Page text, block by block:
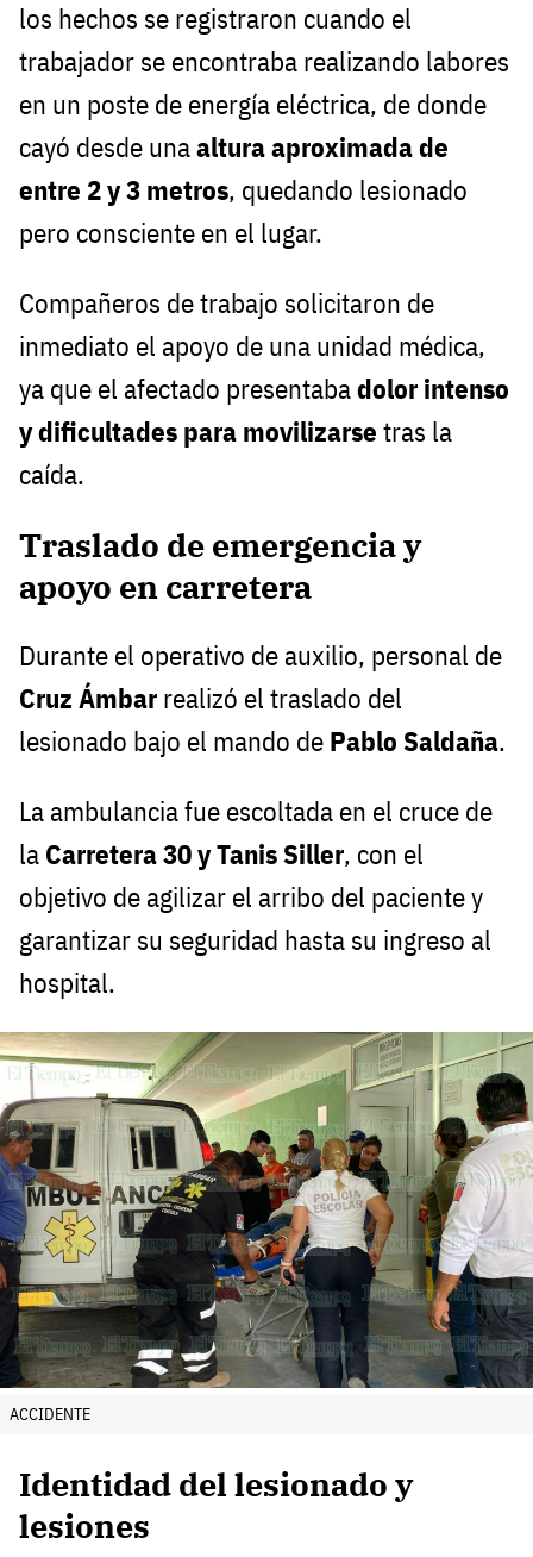
los hechos se registraron cuando el
trabajador se encontraba realizando labores
en un poste de energía eléctrica, de donde
cayó desde unaaltura aproximada de
entre 2 y 3 metros, quedando lesionado
pero consciente en el lugar.
Compañeros de trabajo solicitaron de
inmediato el apoyo de una unidad médica,
ya que el afectado presentabadolor intenso
y dificultades para movilizarse tras la
caída.
Traslado de emergencia y
apoyo en carretera
Durante el operativo de auxilio, personal de
Cruz Ámbar realizó el traslado del
lesionado bajo el mando de Pablo Saldaña.
La ambulancia fue escoltada en el cruce de
la Carretera 30 y Tanis Siller, con el
objetivo de agilizar el arribo del paciente y
garantizar su seguridad hasta su ingreso al
hospital.
ACCIDENTE
Identidad del lesionado y
lesiones